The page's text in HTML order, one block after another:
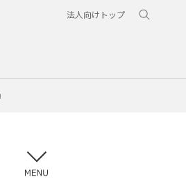
法人向けトップ